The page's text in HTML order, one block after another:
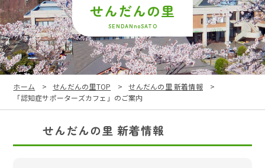
せんだんの里
SENDANnoSATO
ホーム せんだんの里TOP
せんだんの里 新着情報
「認知症サポーターズカフェ」のご案内
せんだんの里 新着情報